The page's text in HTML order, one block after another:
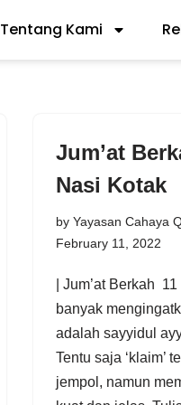
Tentang Kami
Jum’at
Nasi Kotak
by Yayasan Cahaya
February 11, 2022
| Jum’at Berkah
banyak
adalah sayyidul
Tentu saja ‘klaim’
jempol, namun